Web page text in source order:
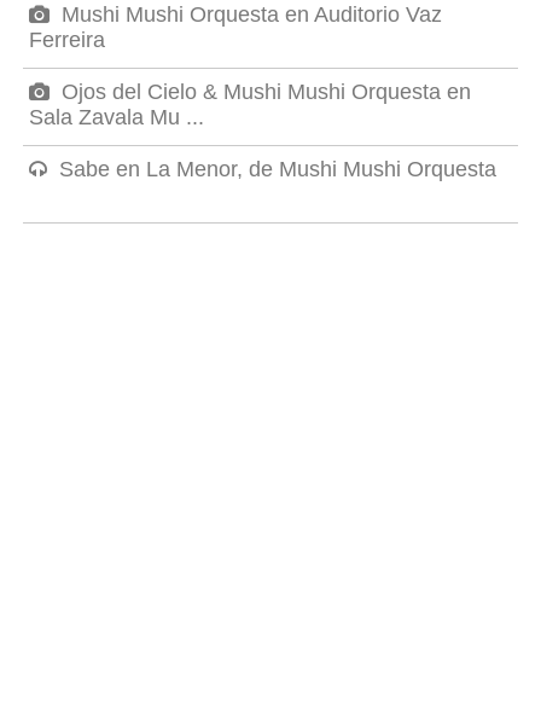
Mushi Mushi Orquesta en Auditorio Vaz
Ferreira
Ojos del Cielo & Mushi Mushi Orquesta en
Sala Zavala Mu ...
Sabe en La Menor, de Mushi Mushi Orquesta